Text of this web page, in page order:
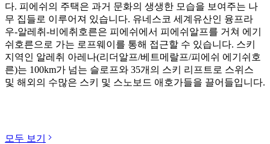
다. 피에쉬의 주택은 과거 문화의 생생한 모습을 보여주는 나
무 집들로 이루어져 있습니다. 유네스코 세계유산인 융프라
우-알레취-비에취호른은 피에쉬에서 피에쉬알프를 거쳐 에기
쉬호른으로 가는 로프웨이를 통해 접근할 수 있습니다. 스키
지역인 알레취 아레나(리더알프/베트메랄프/피에쉬 에기쉬호
른)는 100km가 넘는 슬로프와 35개의 스키 리프트로 스위스
및 해외의 수많은 스키 및 스노보드 애호가들을 끌어들입니다.
모두 보기